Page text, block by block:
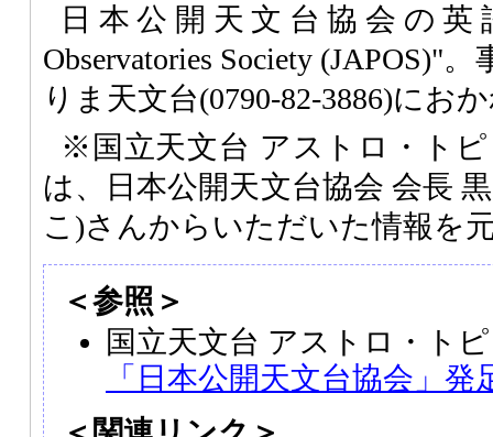
日本公開天文台協会の英
Observatories Society (JAPOS)"
りま天文台(0790-82-3886)にお
※国立天文台 アストロ・ト
は、日本公開天文台協会 会長
こ)さんからいただいた情報を
＜参照＞
国立天文台 アストロ・ト
「日本公開天文台協会」発